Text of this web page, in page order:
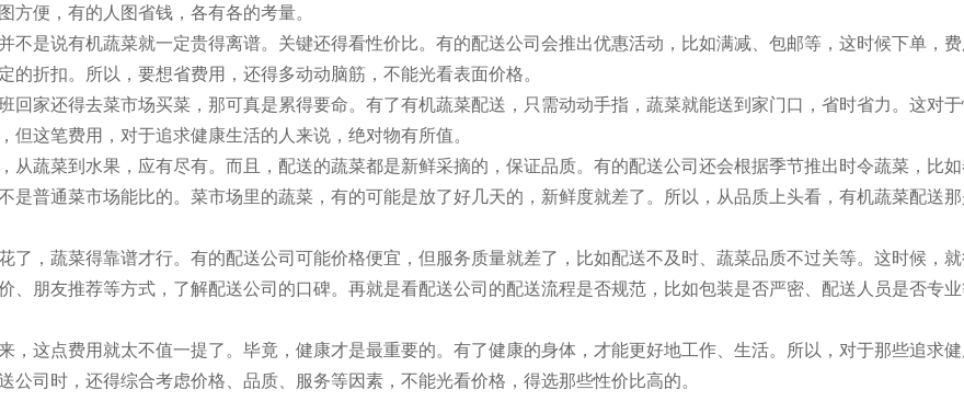
便，有的人图省钱，各有各的考量。
不是说有机蔬菜就一定贵得离谱。关键还得看性价比。有的配送公司会推出优惠活动，比如满减、包邮等，这时候下单，
折扣。所以，要想省费用，还得多动动脑筋，不能光看表面价格。
回家还得去菜市场买菜，那可真是累得要命。有了有机蔬菜配送，只需动动手指，蔬菜就能送到家门口，省时省力。这对
这笔费用，对于追求健康生活的人来说，绝对物有所值。
从蔬菜到水果，应有尽有。而且，配送的蔬菜都是新鲜采摘的，保证品质。有的配送公司还会根据季节推出时令蔬菜，比
是普通菜市场能比的。菜市场里的蔬菜，有的可能是放了好几天的，新鲜度就差了。所以，从品质上头看，有机蔬菜配送
了，蔬菜得靠谱才行。有的配送公司可能价格便宜，但服务质量就差了，比如配送不及时、蔬菜品质不过关等。这时候，
、朋友推荐等方式，了解配送公司的口碑。再就是看配送公司的配送流程是否规范，比如包装是否严密、配送人员是否专
，这点费用就太不值一提了。毕竟，健康才是最重要的。有了健康的身体，才能更好地工作、生活。所以，对于那些追求
司时，还得综合考虑价格、品质、服务等因素，不能光看价格，得选那些性价比高的。